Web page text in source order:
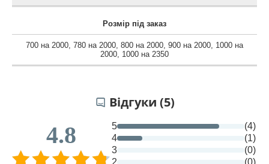
Розмір під заказ
700 на 2000 780 на 2000 800 на 2000 900 на 2000 1000 на
2000 1000 на 2350
Відгуки (5)
4.8 5
(4)
4
(1)
3
(0)
2
(0)